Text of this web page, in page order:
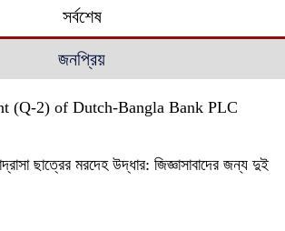
সর্বশেষ
জনপ্রিয়
(Q-2) of Dutch-Bangla Bank PLC
ছাত্রের মরদেহ উদ্ধার: জিজ্ঞাসাবাদের জন্য দুই